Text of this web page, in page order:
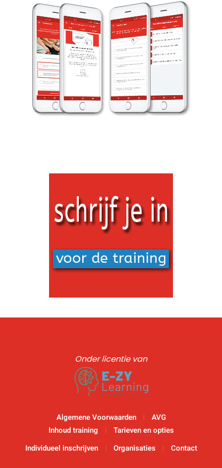
Onder licentie van
Algemene Voorwaarden
AVG
Inhoud training
Tarieven en opties
Individueel inschrijven
Organisaties Contact